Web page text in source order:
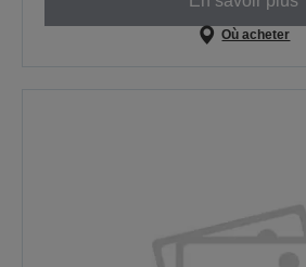
Où acheter